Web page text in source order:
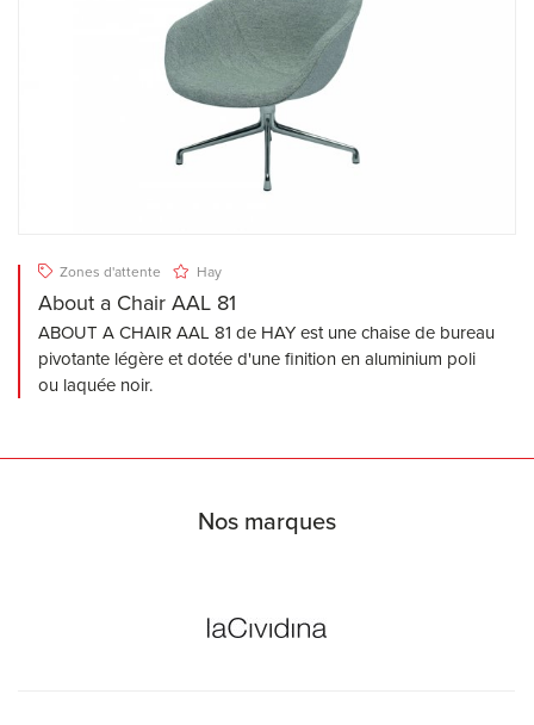
Zones d'attente Hay
About a Chair AAL 81
ABOUT A CHAIR AAL 81 de HAY est une chaise de bureau
pivotante légère et dotée d'une finition en aluminium poli
ou laquée noir.
Nos marques